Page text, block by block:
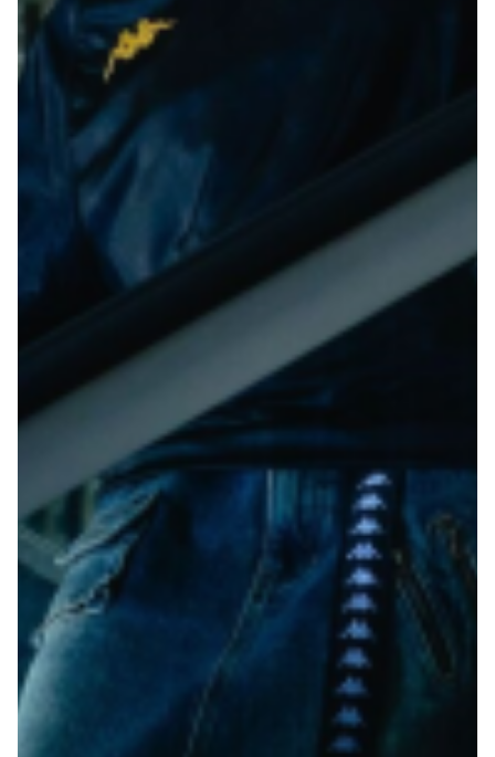
Summer Sale
Mare
Accessori
Party
Outlet
Isolani x Genoa
Gift Card Online Store